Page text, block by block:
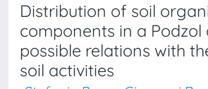
Distribution of soil
components in a Podzol
possible relations with
soil activities